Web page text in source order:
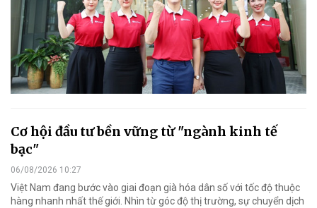
Cơ hội đầu tư bền vững từ "ngành kinh tế
bạc"
06/08/2026 10:27
Việt Nam đang bước vào giai đoạn già hóa dân số với tốc độ thuộc
hàng nhanh nhất thế giới. Nhìn từ góc độ thị trường, sự chuyển dịch